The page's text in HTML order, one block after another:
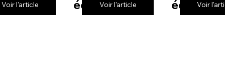
village
Voir l'article
écoleVoir l'article
écoleVoir